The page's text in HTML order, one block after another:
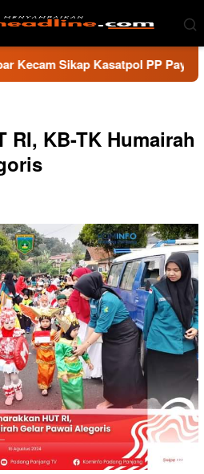
Kasatpol PP Payakumbuh,
RI, KB-TK Humairah